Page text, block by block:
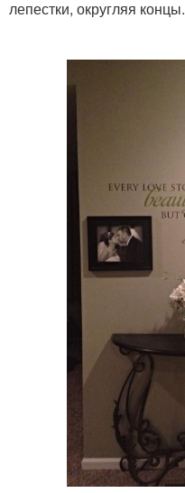
лепестки, округляя концы.